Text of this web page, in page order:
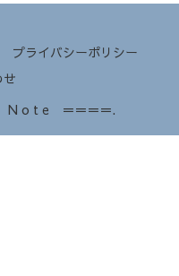
プライバシーポリシー
せ
o t e ＝＝＝＝.